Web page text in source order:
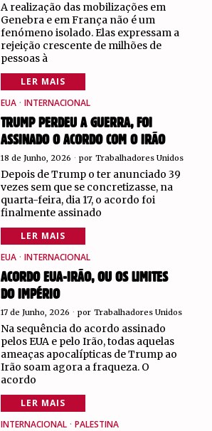
A realização das mobilizações em
Genebra e em França não é um
fenómeno isolado. Elas expressam a
rejeição crescente de milhões de
pessoas à
LER MAIS
EUA · INTERNACIONAL
TRUMP PERDEU A GUERRA, FOI
ASSINADO O ACORDO COM O IRÃO
18 de Junho, 2026 por Trabalhadores Unidos
Depois de Trump o ter anunciado 39
vezes sem que se concretizasse, na
quarta-feira, dia 17, o acordo foi
finalmente assinado
LER MAIS
EUA · INTERNACIONAL
ACORDO EUA-IRÃO, OU OS LIMITES
DO IMPÉRIO
17 de Junho, 2026 por Trabalhadores Unidos
Na sequência do acordo assinado
pelos EUA e pelo Irão, todas aquelas
ameaças apocalípticas de Trump ao
Irão soam agora a fraqueza. O
acordo
LER MAIS
INTERNACIONAL · PALESTINA